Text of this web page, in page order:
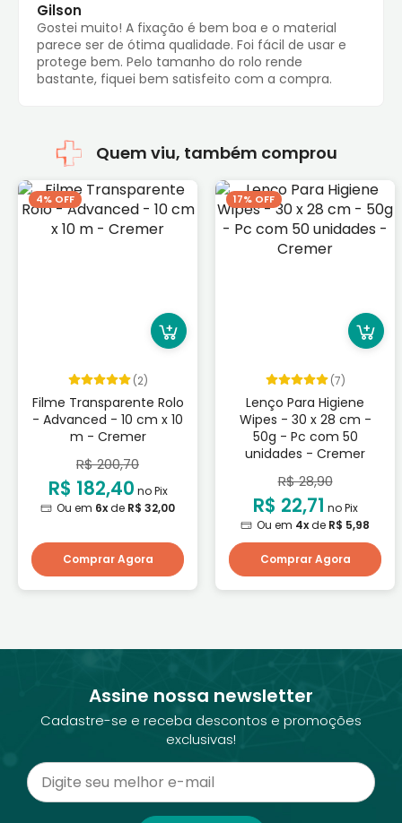
Gilson
Gostei muito! A fixação é bem boa e o material
parece ser de ótima qualidade. Foi fácil de usar e
protege bem. Pelo tamanho do rolo rende
bastante, fiquei bem satisfeito com a compra.
Quem viu, também comprou
4% OFF
(2)
Filme Transparente Rolo
- Advanced - 10 cm x 10
m - Cremer
R$ 200,70
R$ 182,40 no Pix
Ou em 6xde R$ 32,00
Comprar Agora
17% OFF
(7)
Lenço Para Higiene
Wipes - 30 x 28 cm -
50g - Pc com 50
unidades - Cremer
R$ 28,90
R$ 22,71 no Pix
Ou em 4xde R$ 5,98
Comprar Agora
Assine nossa newsletter
Cadastre-se e receba descontos e promoções
exclusivas!